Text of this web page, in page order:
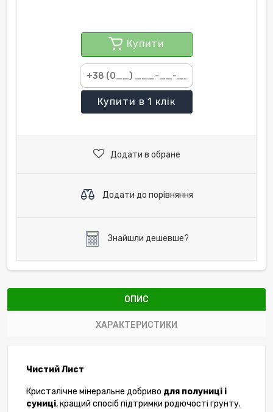
Купити
Купити в 1 клік
Додати в обране
Додати до порівняння
Знайшли дешевше?
ОПИС
ХАРАКТЕРИСТИКИ
Чистий Лист
Кристалічне мінеральне добриво для полуниці і
суниці, кращий спосіб підтримки родючості грунту.